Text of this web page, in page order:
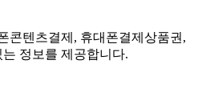
콘텐츠결제, 휴대폰결제상품권,
정보를 제공합니다.